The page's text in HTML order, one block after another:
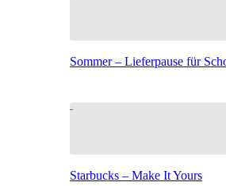
Sommer – Lieferpause für
Starbucks – Make It Yours